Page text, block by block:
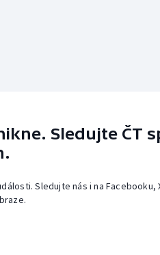
Sledujte ČT
Sledujte nás i na Facebooku,